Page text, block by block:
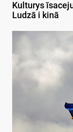
Kulturys
Ludzā i kinā